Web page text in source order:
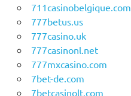
711casinobelgique.com
777betus.us
777casino.uk
777casinonl.net
777mxcasino.com
7bet-de.com
7betcasinolt.com